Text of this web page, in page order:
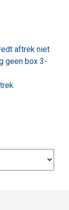
aftrek niet
geen box 3-